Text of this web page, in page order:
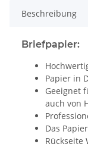
Beschreibung
Briefpapier:
Papier in
Geeignet
auch von
Das
Rückseite